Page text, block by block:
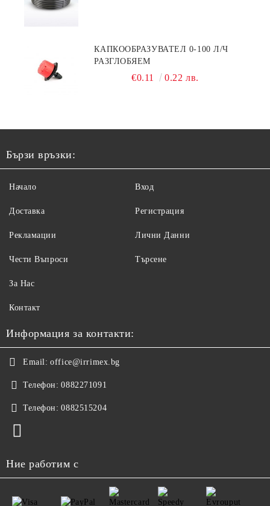
КАПКООБРАЗУВАТЕЛ 0-100 Л/Ч
РАЗГЛОБЯЕМ
€0.11 0.22 лв.
Бързи връзки:
Начало
Доставка
Рекламации
Чести Въпроси
Вход
Регистрация
Лични Данни
Търсене
За Нас
Контакт
Информация за контакти:
Email: office@irrimex.bg
Телефон: 0882271091
Телефон: 0882515204
Ние работим с